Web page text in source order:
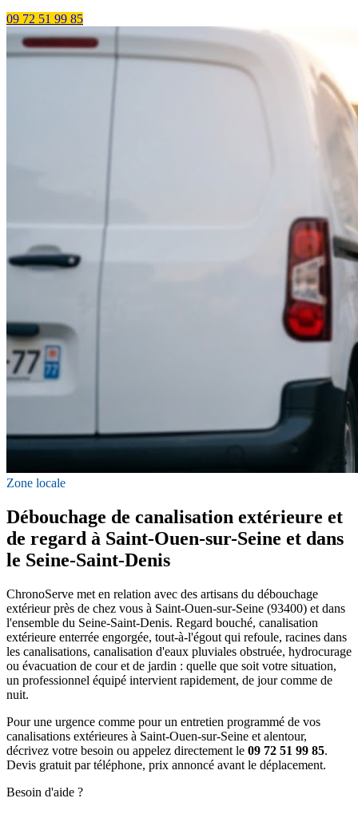
09 72 51 99 85
Zone locale
Débouchage de canalisation extérieure et
de regard à Saint-Ouen-sur-Seine et dans
le Seine-Saint-Denis
ChronoServe met en relation avec des artisans du débouchage
extérieur près de chez vous à Saint-Ouen-sur-Seine (93400) et dans
l'ensemble du Seine-Saint-Denis. Regard bouché, canalisation
extérieure enterrée engorgée, tout-à-l'égout qui refoule, racines dans
les canalisations, canalisation d'eaux pluviales obstruée, hydrocurage
ou évacuation de cour et de jardin : quelle que soit votre situation,
un professionnel équipé intervient rapidement, de jour comme de
nuit.
Pour une urgence comme pour un entretien programmé de vos
canalisations extérieures à Saint-Ouen-sur-Seine et alentour,
décrivez votre besoin ou appelez directement le 09 72 51 99 85.
Devis gratuit par téléphone, prix annoncé avant le déplacement.
Besoin d'aide ?